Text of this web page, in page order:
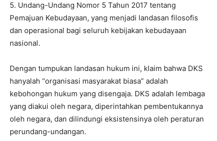
5. Undang-Undang Nomor 5 Tahun 2017 tentang
Pemajuan Kebudayaan, yang menjadi landasan filosofis
dan operasional bagi seluruh kebijakan kebudayaan
nasional.
Dengan tumpukan landasan hukum ini, klaim bahwa DKS
hanyalah “organisasi masyarakat biasa” adalah
kebohongan hukum yang disengaja. DKS adalah lembaga
yang diakui oleh negara, diperintahkan pembentukannya
oleh negara, dan dilindungi eksistensinya oleh peraturan
perundang-undangan.